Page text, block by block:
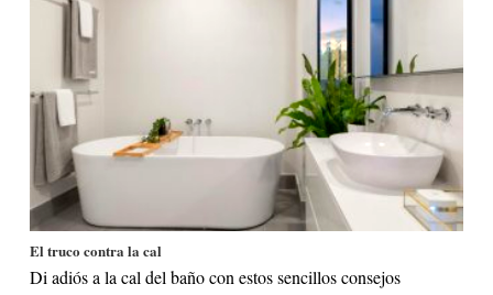
El truco contra la cal
Di adiós a la cal del baño con estos sencillos consejos